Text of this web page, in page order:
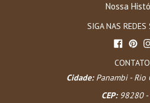
Nossa
SIGA NAS REDES
Cidade:Panambi - Rio
CEP:98280 -